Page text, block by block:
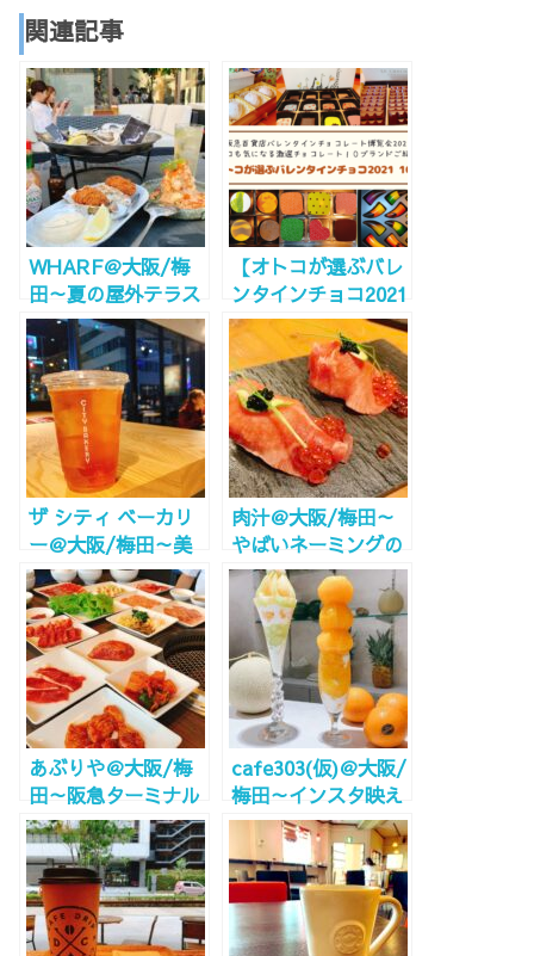
関連記事
WHARF＠大阪/梅
田～夏の屋外テラス
で牡蠣三昧～
【オトコが選ぶバレ
ンタインチョコ2021
おすすめ10選】阪急
百貨店チョコレート
博覧会2021！ステイ
ホームのお取り寄せ
でも是非！
ザ シティ ベーカリ
ー＠大阪/梅田～美
味しいパンを食べな
がら仕事はいかが？
Wi-Fi電源完備！～
肉汁＠大阪/梅田～
やばいネーミングの
店登場、名前の通り
肉汁じゅわわっ～
あぶりや＠大阪/梅
田～阪急ターミナル
ビルにNEW OPEN
～
cafe303(仮)＠大阪/
梅田～インスタ映え
間違いなしのフルー
ツパフェ～